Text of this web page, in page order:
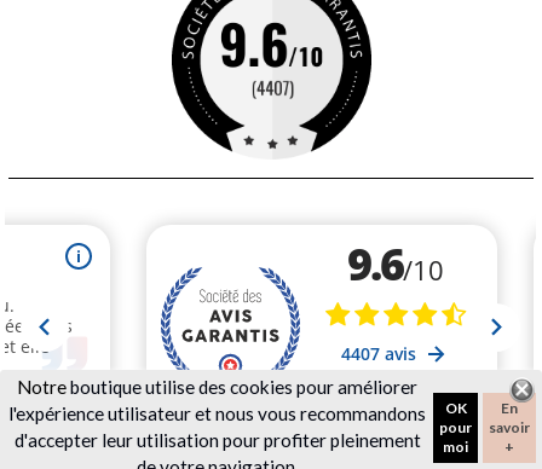
Notreboutique utilise des cookies pour améliorer
l'expérience utilisateur et nous vous recommandons
d'accepter leur utilisation pour profiter pleinement
OK
pour
moi
En
savoir
+